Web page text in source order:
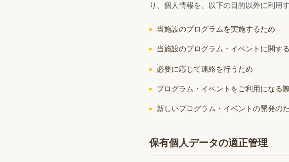
り、個人情報を、以下の目的以外に利用
当施設のプログラムを実施するため
当施設のプログラム・イベントに関す
必要に応じて連絡を行うため
プログラム・イベントをご利用になる
新しいプログラム・イベントの開発の
保有個人データの適正管理